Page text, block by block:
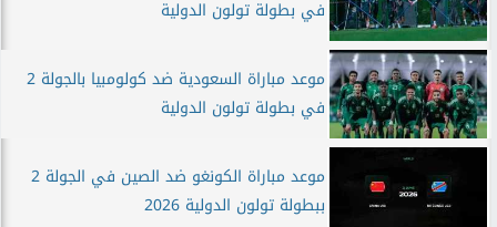
في بطولة تولون الدولية
موعد مباراة السعودية ضد كولومبيا بالجولة 2
في بطولة تولون الدولية
موعد مباراة الكونغو ضد الصين في الجولة 2
ببطولة تولون الدولية 2026